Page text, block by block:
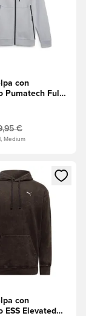
con
Pumatech Full
Black
€
Medium
registrarsi come
finestra modale
con
ESS Elevated